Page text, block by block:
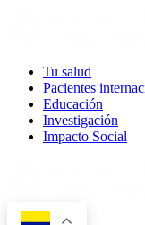
Tu salud
Pacientes
Educación
Investigación
Impacto Social